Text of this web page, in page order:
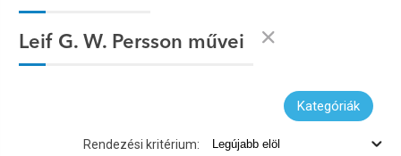
Leif G. W. Persson művei
Kategóriák
Rendezési kritérium: